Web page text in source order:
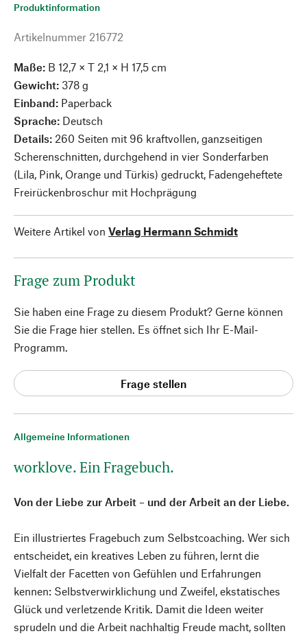
Allgemeine Informationen
worklove. Ein Fragebuch.
Von der Liebe zur Arbeit – und der Arbeit an der Liebe.
Ein illustriertes Fragebuch zum Selbstcoaching. Wer sich
entscheidet, ein kreatives Leben zu führen, lernt die
Vielfalt der Facetten von Gefühlen und Erfahrungen
kennen: Selbstverwirklichung und Zweifel, ekstatisches
Glück und verletzende Kritik. Damit die Ideen weiter
sprudeln und die Arbeit nachhaltig Freude macht, sollten
Produktinformation
Artikelnummer 216772
Maße: B 12,7 × T 2,1 × H 17,5 cm
Gewicht: 378 g
Einband: Paperback
Sprache: Deutsch
Details: 260 Seiten mit 96 kraftvollen, ganzseitigen
Scherenschnitten, durchgehend in vier Sonderfarben
(Lila, Pink, Orange und Türkis) gedruckt, Fadengeheftete
Freirückenbroschur mit Hochprägung
Weitere Artikel von Verlag Hermann Schmidt
Frage zum Produkt
Sie haben eine Frage zu diesem Produkt? Gerne können
Sie die Frage hier stellen. Es öffnet sich Ihr E-Mail-
Programm.
Frage stellen